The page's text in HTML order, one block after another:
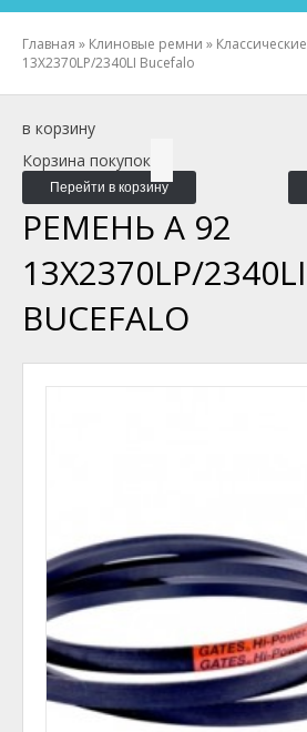
Главная » Клиновые ремни » Классические
13X2370LP/2340LI Bucefalo
в корзину
Корзина покупок
Перейти в корзину
РЕМЕНЬ A 92
13X2370LP/2340LI
BUCEFALO